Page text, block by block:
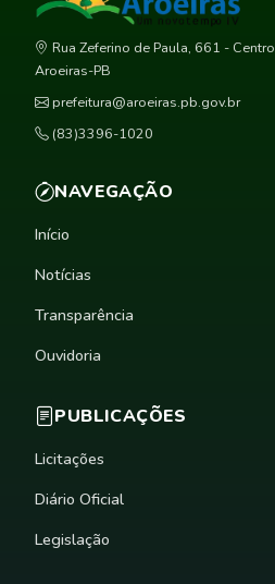
Rua Zeferino de Paula, 661 - Centro
Aroeiras-PB
prefeitura@aroeiras.pb.gov.br
(83)3396-1020
NAVEGAÇÃO
Início
Notícias
Transparência
Ouvidoria
PUBLICAÇÕES
Licitações
Diário Oficial
Legislação